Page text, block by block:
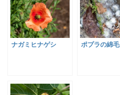
ナガミヒナゲシ ポプラの綿毛